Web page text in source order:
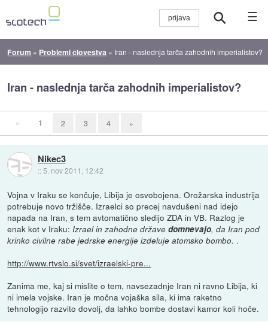
☰
Forum » Problemi človeštva » Iran - naslednja tarča zahodnih imperialistov?
Iran - naslednja tarča zahodnih imperialistov?
« 1 2 3 4 »
Nikec3
:: 5. nov 2011, 12:42
Vojna v Iraku se končuje, Libija je osvobojena. Orožarska industrija
potrebuje novo tržišče. Izraelci so precej navdušeni nad idejo
napada na Iran, s tem avtomatično sledijo ZDA in VB. Razlog je
enak kot v Iraku: Izrael in zahodne državedomnevajo, da Iran pod
krinko civilne rabe jedrske energije izdeluje atomsko bombo. .
http://www.rtvslo.si/svet/izraelski-pre...
Zanima me, kaj si mislite o tem, navsezadnje Iran ni ravno Libija, ki
ni imela vojske. Iran je močna vojaška sila, ki ima raketno
tehnologijo razvito dovolj, da lahko bombe dostavi kamor koli hoče.